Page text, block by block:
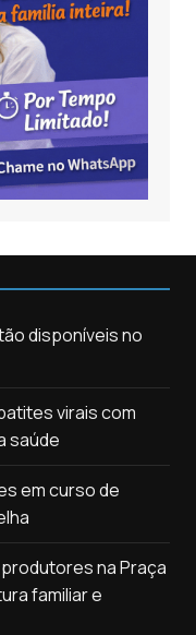
disponíveis no
virais com
saúde
em curso de
na Praça
familiar e